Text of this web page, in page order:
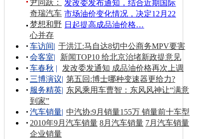
发改委发布通知，结合近期国际
市场油价变化情况，决定12月22
日起提高成品油价格…
尹同跃：
奇瑞汽车
梦想和野
心并存
车访间| 于洪江:马自达8切中公商务MPV要害
会客室|
新闻TOP10 给北京治堵新政提意见
车春秋 |
发改委发通知 成品油价格再次上调
三博演议| 第五回:博士哪种变速器更给力?
服务精英| 东风乘用车曹智：东风风神让“满意
到家”
汽车销量| 中汽协:9月销量155万 销量前十车型
2010年9月汽车销量 8月汽车销量 7月汽车销量
企业销量